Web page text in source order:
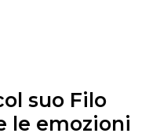
suo Filo
le emozioni